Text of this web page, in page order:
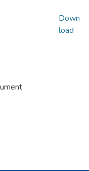
Down
load